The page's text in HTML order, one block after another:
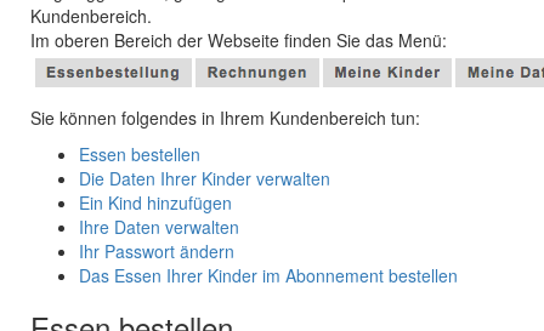
Kundenbereich.
Im oberen Bereich der Webseite finden Sie das Menü:
Sie können folgendes in Ihrem Kundenbereich tun:
Essen bestellen
Die Daten Ihrer Kinder verwalten
Ein Kind hinzufügen
Ihre Daten verwalten
Ihr Passwort ändern
Das Essen Ihrer Kinder im Abonnement bestellen